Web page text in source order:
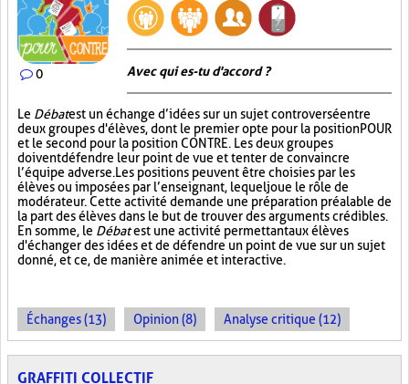
0 Avec qui es-tu d'accord ?
Le Débatest un échange d’idées sur un sujet controversé entre
deux groupes d'élèves, dont le premier opte pour la position POUR
et le second pour la position CONTRE. Les deux groupes
doivent défendre leur point de vue et tenter de convaincre
l’équipe adverse. Les positions peuvent être choisies par les
élèves ou imposées par l’enseignant, lequel joue le rôle de
modérateur. Cette activité demande une préparation préalable de
la part des élèves dans le but de trouver des arguments crédibles.
En somme, le Débatest une activité permettant aux élèves
d'échanger des idées et de défendre un point de vue sur un sujet
donné, et ce, de manière animée et interactive.
Échanges (13) Opinion (8) Analyse critique (12)
GRAFFITI COLLECTIF